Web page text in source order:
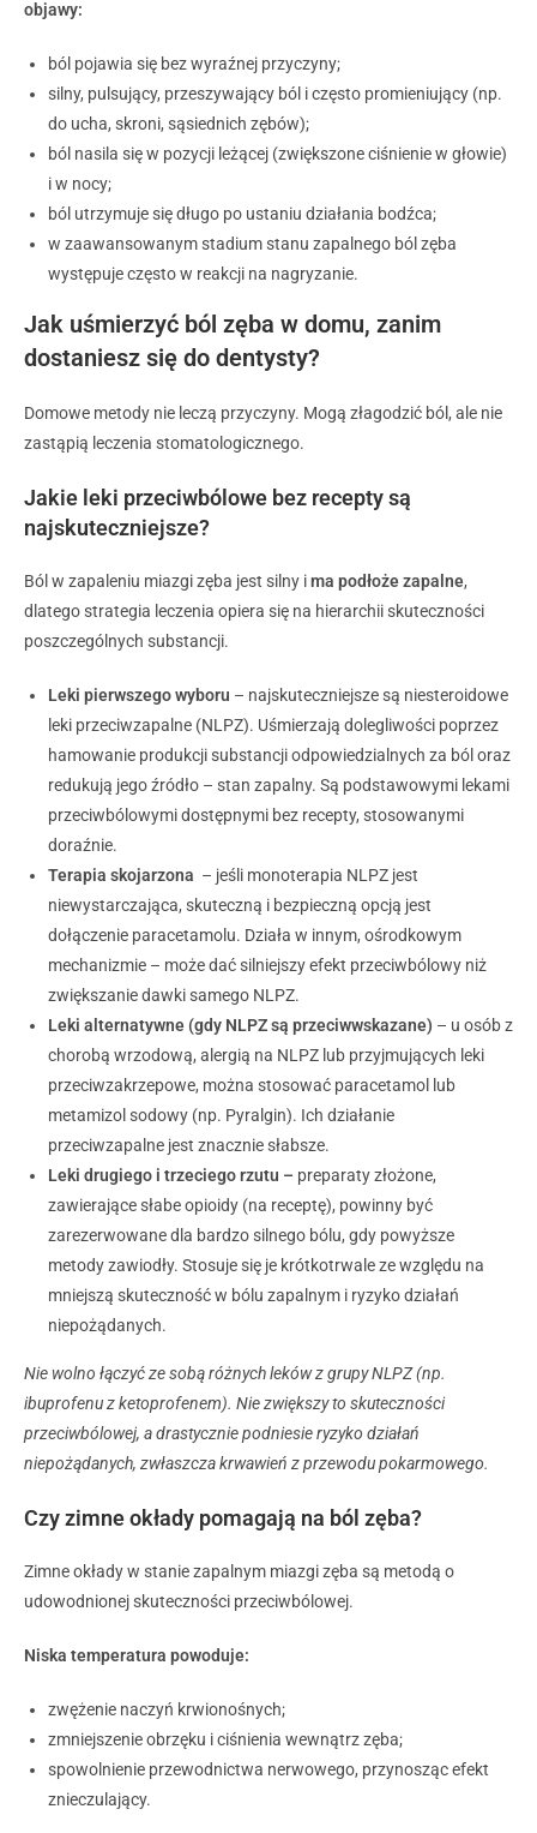
objawy:
ból pojawia się bez wyraźnej przyczyny;
silny, pulsujący, przeszywający ból i często promieniujący (np.
do ucha, skroni, sąsiednich zębów);
ból nasila się w pozycji leżącej (zwiększone ciśnienie w głowie)
i w nocy;
ból utrzymuje się długo po ustaniu działania bodźca;
w zaawansowanym stadium stanu zapalnego ból zęba
występuje często w reakcji na nagryzanie.
Jak uśmierzyć ból zęba w domu, zanim
dostaniesz się do dentysty?
Domowe metody nie leczą przyczyny. Mogą złagodzić ból, ale nie
zastąpią leczenia stomatologicznego.
Jakie leki przeciwbólowe bez recepty są
najskuteczniejsze?
Ból w zapaleniu miazgi zęba jest silny ima podłoże zapalne,
dlatego strategia leczenia opiera się na hierarchii skuteczności
poszczególnych substancji.
Leki pierwszego wyboru – najskuteczniejsze są niesteroidowe
leki przeciwzapalne (NLPZ). Uśmierzają dolegliwości poprzez
hamowanie produkcji substancji odpowiedzialnych za ból oraz
redukują jego źródło – stan zapalny. Są podstawowymi lekami
przeciwbólowymi dostępnymi bez recepty, stosowanymi
doraźnie.
Terapia skojarzona – jeśli monoterapia NLPZ jest
niewystarczająca, skuteczną i bezpieczną opcją jest
dołączenie paracetamolu. Działa w innym, ośrodkowym
mechanizmie – może dać silniejszy efekt przeciwbólowy niż
zwiększanie dawki samego NLPZ.
Leki alternatywne (gdy NLPZ są przeciwwskazane) – u osób z
chorobą wrzodową, alergią na NLPZ lub przyjmujących leki
przeciwzakrzepowe, można stosować paracetamol lub
metamizol sodowy (np. Pyralgin). Ich działanie
przeciwzapalne jest znacznie słabsze.
Leki drugiego i trzeciego rzutu – preparaty złożone,
zawierające słabe opioidy (na receptę), powinny być
zarezerwowane dla bardzo silnego bólu, gdy powyższe
metody zawiodły. Stosuje się je krótkotrwale ze względu na
mniejszą skuteczność w bólu zapalnym i ryzyko działań
niepożądanych.
Nie wolno łączyć ze sobą różnych leków z grupy NLPZ (np.
ibuprofenu z ketoprofenem). Nie zwiększy to skuteczności
przeciwbólowej, a drastycznie podniesie ryzyko działań
niepożądanych, zwłaszcza krwawień z przewodu pokarmowego.
Czy zimne okłady pomagają na ból zęba?
Zimne okłady w stanie zapalnym miazgi zęba są metodą o
udowodnionej skuteczności przeciwbólowej.
Niska temperatura powoduje:
zwężenie naczyń krwionośnych;
zmniejszenie obrzęku i ciśnienia wewnątrz zęba;
spowolnienie przewodnictwa nerwowego, przynosząc efekt
znieczulający.